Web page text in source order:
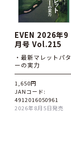
EVEN 2026年9
月号 Vol.215
・最新マレットパタ
ーの実力
1,650円
JANコード:
4912016050961
2026年8月5日発売